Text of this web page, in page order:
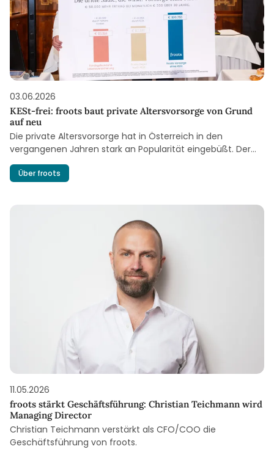
03.06.2026
KESt-frei: froots baut private Altersvorsorge von Grund
auf neu
Die private Altersvorsorge hat in Österreich in den
vergangenen Jahren stark an Popularität eingebüßt. Der
Staat hat die freiwillige Zusatzpension steuerlich
begünstigt – doch bei den Sparerin-nen und Sparern ist
verpasster Reformen jetzt ändern.
Über froots
11.05.2026
froots stärkt Geschäftsführung: Christian Teichmann wird
Managing Director
Christian Teichmann verstärkt als CFO/COO die
Geschäftsführung von froots.